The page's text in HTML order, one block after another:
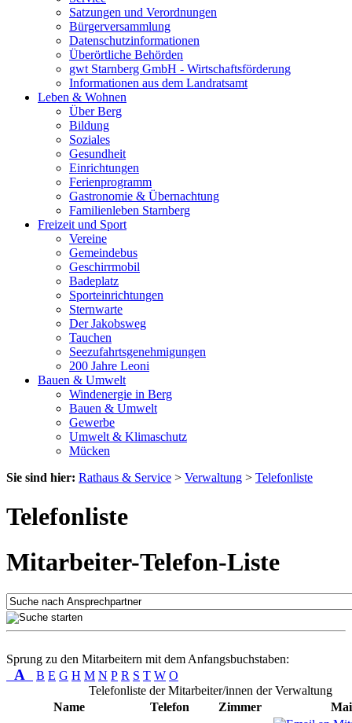
Satzungen und Verordnungen
Bürgerversammlung
Datenschutzinformationen
Überörtliche Behörden
gwt Starnberg GmbH - Wirtschaftsförderung
Informationen aus dem Landratsamt
Leben & Wohnen
Über Berg
Bildung
Soziales
Gesundheit
Einrichtungen
Ferienprogramm
Gastronomie & Übernachtung
Familienleben Starnberg
Freizeit und Sport
Vereine
Gemeindebus
Geschirrmobil
Badeplatz
Sporteinrichtungen
Sternwarte
Der Jakobsweg
Tauchen
Seezufahrtsgenehmigungen
200 Jahre Leoni
Bauen & Umwelt
Windenergie in Berg
Bauen & Umwelt
Gewerbe
Umwelt & Klimaschutz
Mücken
Sie sind hier: Rathaus & Service > Verwaltung > Telefonliste
Telefonliste
Mitarbeiter-Telefon-Liste
Sprung zu den Mitarbeitern mit dem Anfangsbuchstaben:
A B E G H M N P R S T W O
Telefonliste der Mitarbeiter/innen der Verwaltung
Name
Telefon Zimmer